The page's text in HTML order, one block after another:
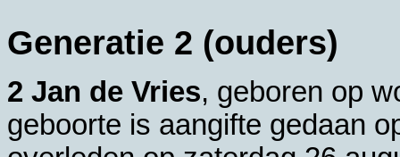
Generatie 2 (ouders)
2 Jan de Vries, geboren op
geboorte is aangifte gedaan